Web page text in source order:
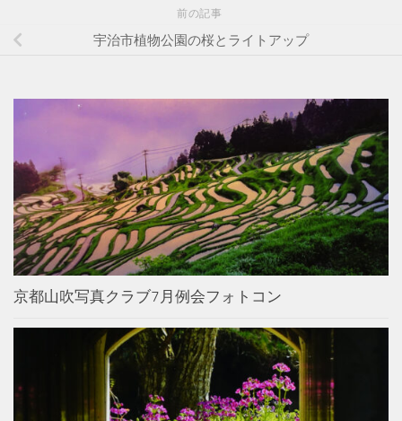
前の記事
宇治市植物公園の桜とライトアップ
京都山吹写真クラブ7月例会フォトコン